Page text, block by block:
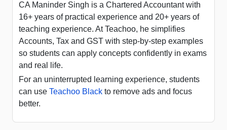
CA Maninder Singh is a Chartered Accountant with
16+ years of practical experience and 20+ years of
teaching experience. At Teachoo, he simplifies
Accounts, Tax and GST with step-by-step examples
so students can apply concepts confidently in exams
and real life.
For an uninterrupted learning experience, students
can use Teachoo Black to remove ads and focus
better.